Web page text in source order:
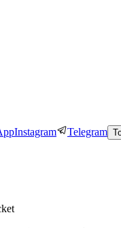
Instagram Telegram